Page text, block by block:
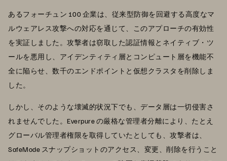
あるフォーチュン 100 企業は、従来型防御を回避する高度なマ
ルウェアレス攻撃への対応を通じて、このアプローチの有効性
を実証しました。攻撃者は窃取した認証情報とネイティブ・ツ
ールを悪用し、アイデンティティ層とコンピュート層を機能不
全に陥らせ、数千のエンドポイントと仮想クラスタを削除しま
した。
しかし、そのような壊滅的状況下でも、データ層は一切侵害さ
れませんでした。Everpure の厳格な管理者分離により、たとえ
グローバル管理者権限を取得していたとしても、攻撃者は、
SafeMode スナップショットのアクセス、変更、削除を行うこと